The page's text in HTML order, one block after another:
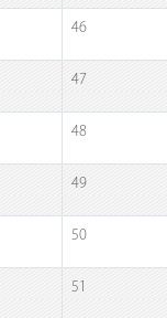
46
47
48
49
50
51